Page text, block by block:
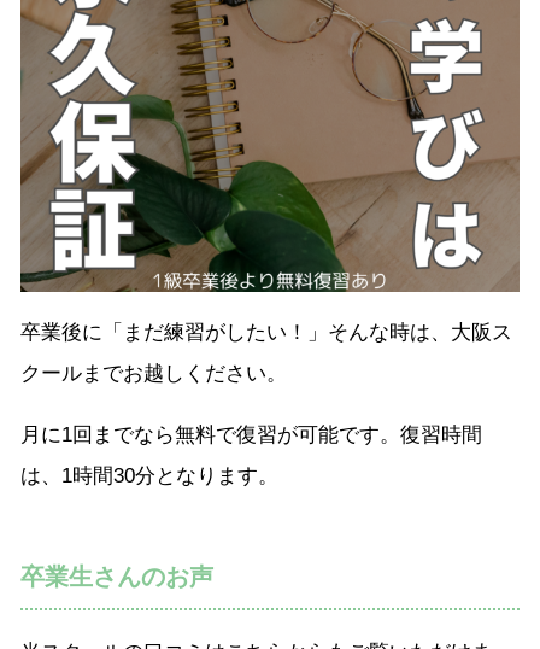
卒業後に「まだ練習がしたい！」そんな時は、大阪ス
クールまでお越しください。
月に1回までなら無料で復習が可能です。復習時間
は、1時間30分となります。
卒業生さんのお声